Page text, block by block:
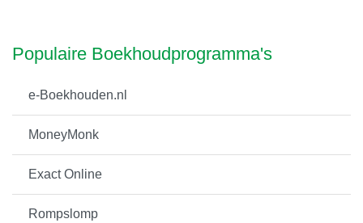
Populaire Boekhoudprogramma's
e-Boekhouden.nl
MoneyMonk
Exact Online
Rompslomp